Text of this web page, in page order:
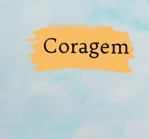
Coragem